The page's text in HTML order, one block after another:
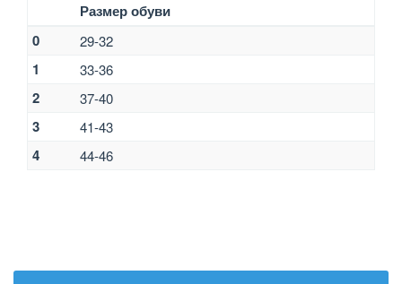
Размер обуви
0
29-32
1 33-36
2 37-40
3 41-43
4 44-46